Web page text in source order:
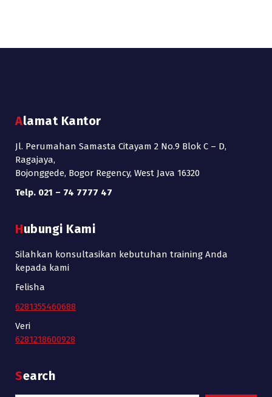
Alamat Kantor
Jl. Perumahan Samasta Citayam 2 No.9 Blok C – D,
Ragajaya,
Bojonggede, Bogor Regency, West Java 16320
Telp. 021 – 74 7777 47
Hubungi Kami
Silahkan konsultasikan kebutuhan training Anda
kepada kami
Felisha
6281355460688
Veri
6281218600928
Search